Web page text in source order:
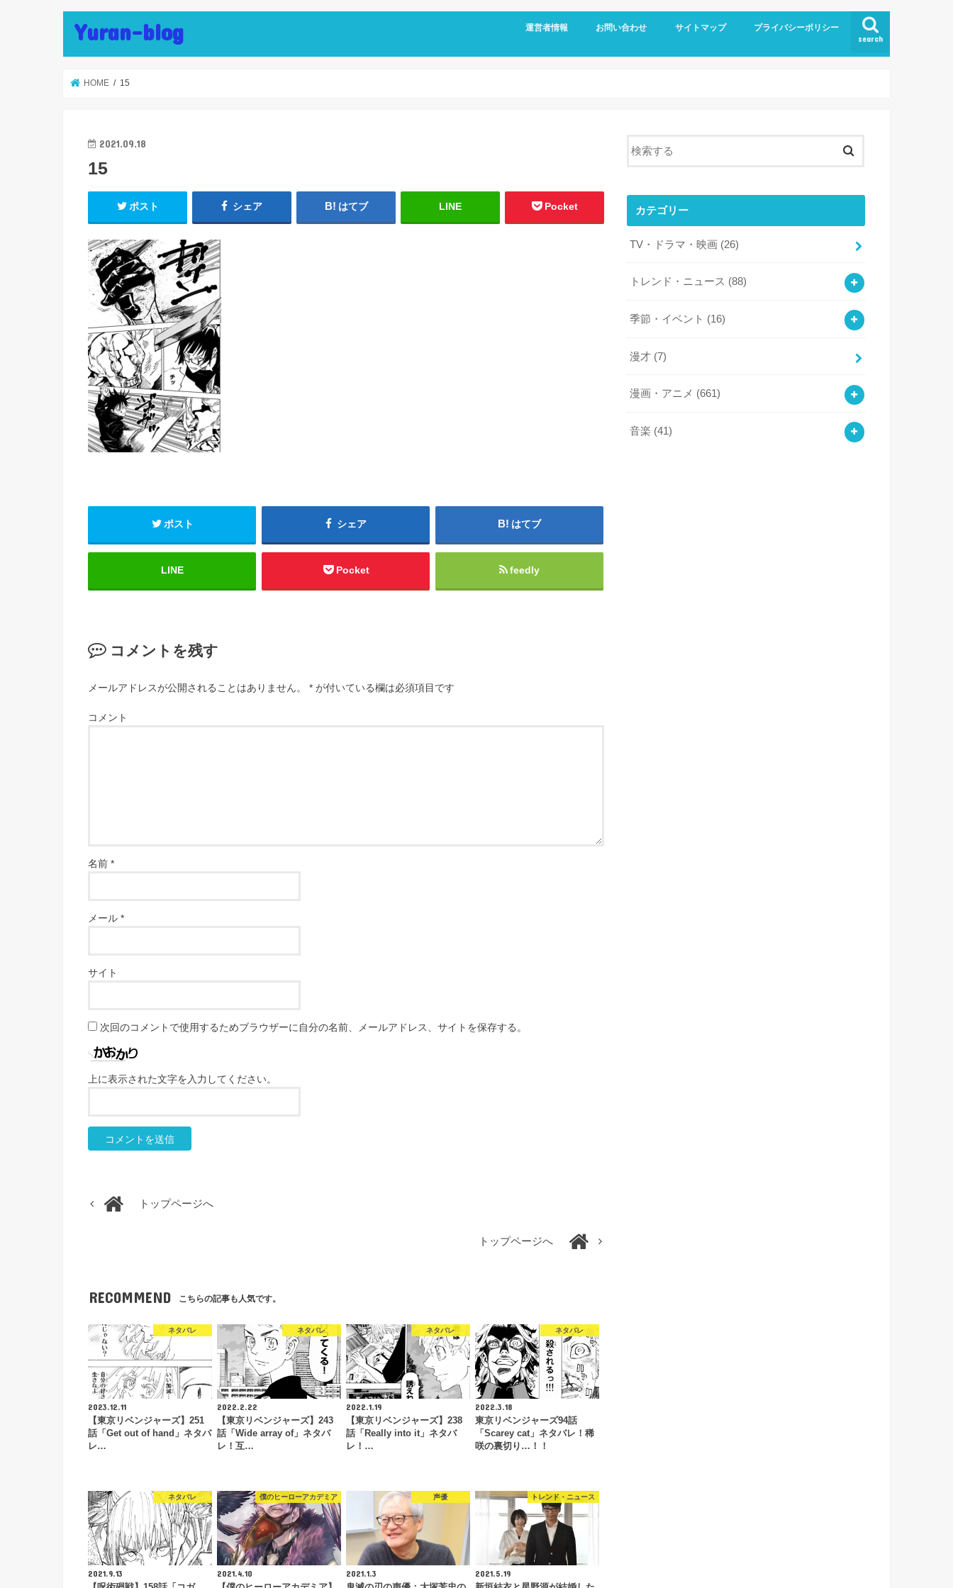
Yuran-blog search
運営者情報 お問い合わせ サイトマップ プライバシーポリシー
HOME 15
2021.09.18
15
ポスト シェア はてブ LINE Pocket
ポスト シェア はてブ
LINE Pocket feedly
コメントを残す
メールアドレスが公開されることはありません。 * が付いている欄は必須項目です
コメント
名前 *
メール *
サイト
次回のコメントで使用するためブラウザーに自分の名前、メールアドレス、サイトを保存する。
上に表示された文字を入力してください。
トップページへ
トップページへ
RECOMMEND こちらの記事も人気です。
ネタバレ
2023.12.11
【東京リベンジャーズ】251
話「Get out of hand」ネタバ
レ…
ネタバレ
2022.2.22
【東京リベンジャーズ】243
話「Wide array of」ネタバ
レ！互…
ネタバレ
2022.1.19
【東京リベンジャーズ】238
話「Really into it」ネタバ
レ！…
ネタバレ
2022.3.18
東京リベンジャーズ94話
「Scarey cat」ネタバレ！稀
咲の裏切り…！！
ネタバレ
2021.9.13
僕のヒーローアカデミア
2021.4.10
声優
2021.1.3
トレンド・ニュース
2021.5.19
カテゴリー
TV・ドラマ・映画 (26)
トレンド・ニュース (88)
季節・イベント (16)
漫才 (7)
漫画・アニメ (661)
音楽 (41)